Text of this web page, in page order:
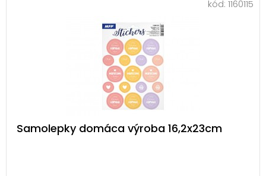
kód: 1160115
Samolepky domáca výroba 16,2x23cm